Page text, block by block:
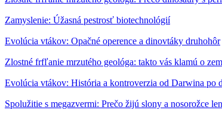
Zamyslenie: Úžasná pestrosť biotechnológií
Evolúcia vtákov: Opačné operence a dinovtáky druhohôr
Zlostné frfľanie mrzutého geológa: takto vás klamú o
Evolúcia vtákov: História a kontroverzia od Darwina po
Spolužitie s megazvermi: Prečo žijú slony a nosorožce